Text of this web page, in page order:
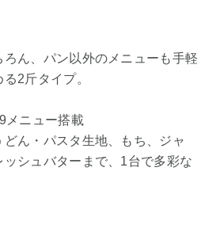
ん、パン以外のメニューも手軽
2斤タイプ。
メニュー搭載
ん・パスタ生地、もち、ジャ
ッシュバターまで、1台で多彩な